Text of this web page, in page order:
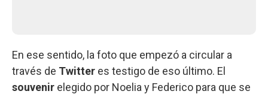
En ese sentido, la foto que empezó a circular a
través de Twitter es testigo de eso último. El
souvenir elegido por Noelia y Federico para que se